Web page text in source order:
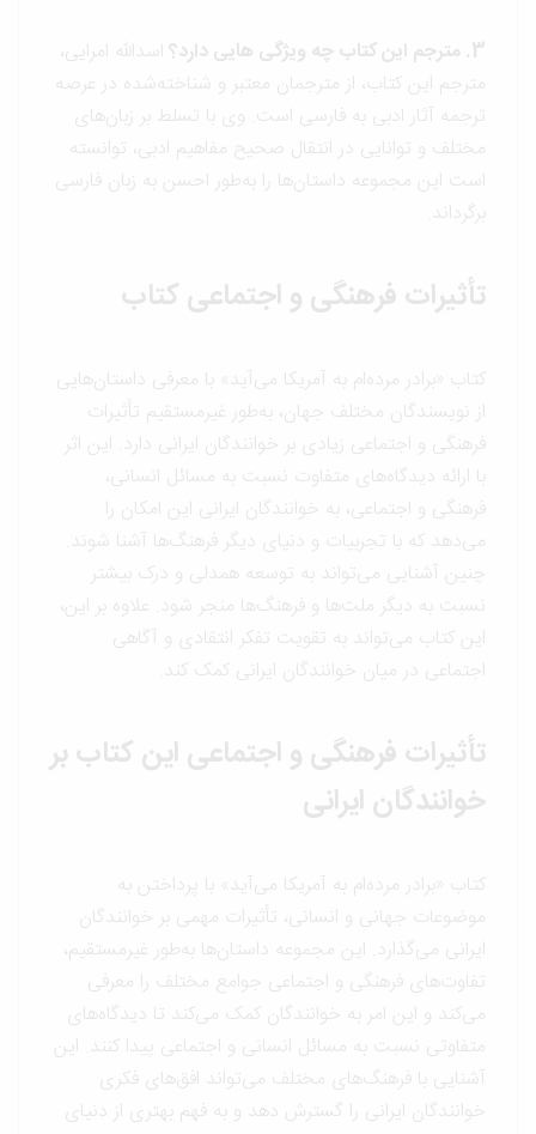
اسدالله امرایی،
مترجم این کتاب، از مترجمان معتبر و شناخته‌شده در عرصه
ترجمه آثار ادبی به فارسی است. وی با تسلط بر زبان‌های
مختلف و توانایی در انتقال صحیح مفاهیم ادبی، توانسته
است این مجموعه داستان‌ها را به‌طور احسن به زبان فارسی
برگرداند.
تأثیرات فرهنگی و اجتماعی کتاب
کتاب «برادر مرده‌ام به آمریکا می‌آید» با معرفی داستان‌هایی
از نویسندگان مختلف جهان، به‌طور غیرمستقیم تأثیرات
فرهنگی و اجتماعی زیادی بر خوانندگان ایرانی دارد. این اثر
با ارائه دیدگاه‌های متفاوت نسبت به مسائل انسانی،
فرهنگی و اجتماعی، به خوانندگان ایرانی این امکان را
می‌دهد که با تجربیات و دنیای دیگر فرهنگ‌ها آشنا شوند.
چنین آشنایی می‌تواند به توسعه همدلی و درک بیشتر
نسبت به دیگر ملت‌ها و فرهنگ‌ها منجر شود. علاوه بر این،
این کتاب می‌تواند به تقویت تفکر انتقادی و آگاهی
اجتماعی در میان خوانندگان ایرانی کمک کند.
تأثیرات فرهنگی و اجتماعی این کتاب بر
خوانندگان ایرانی
کتاب «برادر مرده‌ام به آمریکا می‌آید» با پرداختن به
موضوعات جهانی و انسانی، تأثیرات مهمی بر خوانندگان
ایرانی می‌گذارد. این مجموعه داستان‌ها به‌طور غیرمستقیم،
تفاوت‌های فرهنگی و اجتماعی جوامع مختلف را معرفی
می‌کند و این امر به خوانندگان کمک می‌کند تا دیدگاه‌های
متفاوتی نسبت به مسائل انسانی و اجتماعی پیدا کنند. این
آشنایی با فرهنگ‌های مختلف می‌تواند افق‌های فکری
خوانندگان ایرانی را گسترش دهد و به فهم بهتری از دنیای